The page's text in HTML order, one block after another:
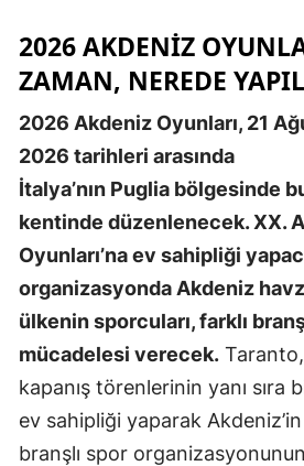
2026 AKDENIZ
ZAMAN, NEREDE
2026 Akdeniz Oyunları, 21
2026 tarihleri arasında
İtalya’nın Puglia bölgesinde
kentinde düzenlenecek. XX.
Oyunları’na ev sahipliği
organizasyonda Akdeniz
ülkenin sporcuları, farklı
mücadelesi verecek. Taranto,
kapanış törenlerinin yanı sıra
ev sahipliği yaparak
branşlı spor